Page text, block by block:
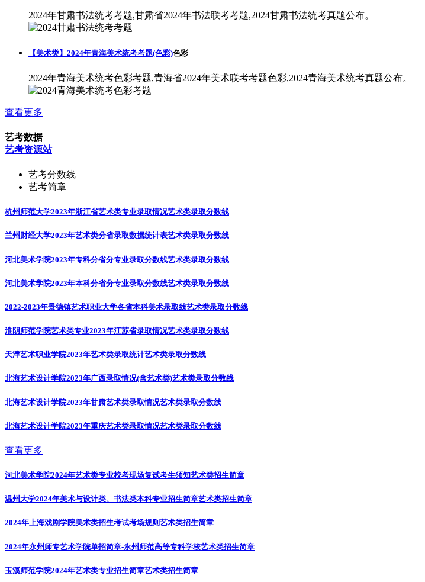
2024年甘肃书法统考考题,甘肃省2024年书法联考考题,2024甘肃书法统考真题公布。
【美术类】2024年青海美术统考考题(色彩)色彩
2024年青海美术统考色彩考题,青海省2024年美术联考考题色彩,2024青海美术统考真题公布。
查看更多
艺考数据
艺考资源站
艺考分数线
艺考简章
杭州师范大学2023年浙江省艺术类专业录取情况艺术类录取分数线
兰州财经大学2023年艺术类分省录取数据统计表艺术类录取分数线
河北美术学院2023年专科分省分专业录取分数线艺术类录取分数线
河北美术学院2023年本科分省分专业录取分数线艺术类录取分数线
2022-2023年景德镇艺术职业大学各省本科美术录取线艺术类录取分数线
淮阴师范学院艺术类专业2023年江苏省录取情况艺术类录取分数线
天津艺术职业学院2023年艺术类录取统计艺术类录取分数线
北海艺术设计学院2023年广西录取情况(含艺术类)艺术类录取分数线
北海艺术设计学院2023年甘肃艺术类录取情况艺术类录取分数线
北海艺术设计学院2023年重庆艺术类录取情况艺术类录取分数线
查看更多
河北美术学院2024年艺术类专业校考现场复试考生须知艺术类招生简章
温州大学2024年美术与设计类、书法类本科专业招生简章艺术类招生简章
2024年上海戏剧学院美术类招生考试考场规则艺术类招生简章
2024年永州师专艺术学院单招简章-永州师范高等专科学校艺术类招生简章
玉溪师范学院2024年艺术类专业招生简章艺术类招生简章